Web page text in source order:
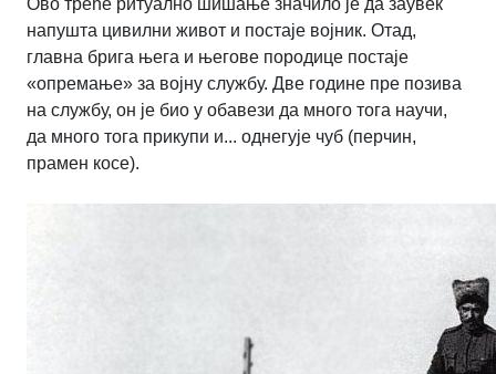
напушта цивилни живот и постаје војник. Отад,
главна брига њега и његове породице постаје
«опремање» за војну службу. Две године пре позива
на службу, он је био у обавези да много тога научи,
да много тога прикупи и... однегује чуб (перчин,
прамен косе).